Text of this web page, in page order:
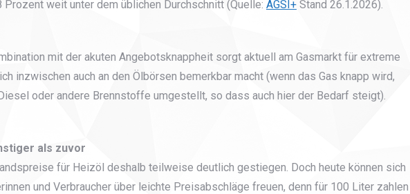
weit unter dem üblichen Durchschnitt (Quelle: AGSI+ Stand 26.1.2026).
mit der akuten Angebotsknappheit sorgt aktuell am Gasmarkt für extreme
inzwischen auch an den Ölbörsen bemerkbar macht (wenn das Gas knapp wird,
oder andere Brennstoffe umgestellt, so dass auch hier der Bedarf steigt).
als zuvor
für Heizöl deshalb teilweise deutlich gestiegen. Doch heute können sich
und Verbraucher über leichte Preisabschläge freuen, denn für 100 Liter zahlen